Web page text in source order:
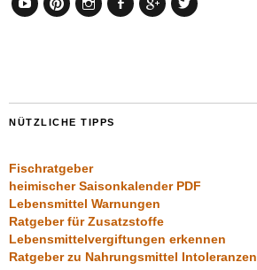
NÜTZLICHE TIPPS
Fischratgeber
heimischer Saisonkalender PDF
Lebensmittel Warnungen
Ratgeber für Zusatzstoffe
Lebensmittelvergiftungen erkennen
Ratgeber zu Nahrungsmittel Intoleranzen